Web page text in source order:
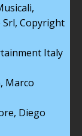
Srl, Copyright
Italy
Marco
Diego